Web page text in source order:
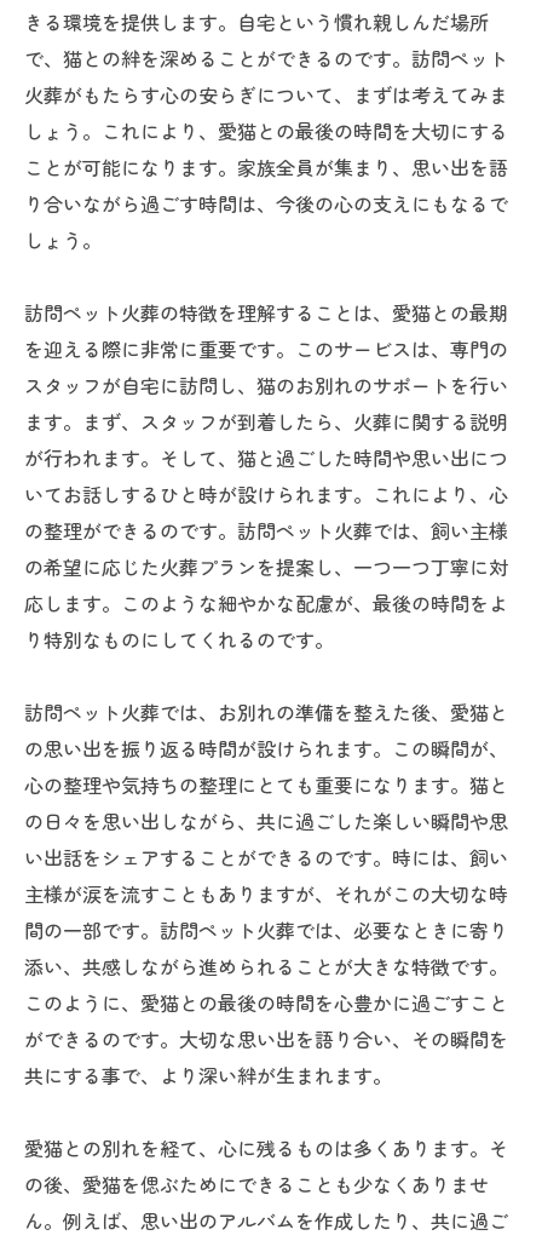
きる環境を提供します。自宅という慣れ親しんだ場所
で、猫との絆を深めることができるのです。訪問ペット
火葬がもたらす心の安らぎについて、まずは考えてみま
しょう。これにより、愛猫との最後の時間を大切にする
ことが可能になります。家族全員が集まり、思い出を語
り合いながら過ごす時間は、今後の心の支えにもなるで
しょう。
訪問ペット火葬の特徴を理解することは、愛猫との最期
を迎える際に非常に重要です。このサービスは、専門の
スタッフが自宅に訪問し、猫のお別れのサポートを行い
ます。まず、スタッフが到着したら、火葬に関する説明
が行われます。そして、猫と過ごした時間や思い出につ
いてお話しするひと時が設けられます。これにより、心
の整理ができるのです。訪問ペット火葬では、飼い主様
の希望に応じた火葬プランを提案し、一つ一つ丁寧に対
応します。このような細やかな配慮が、最後の時間をよ
り特別なものにしてくれるのです。
訪問ペット火葬では、お別れの準備を整えた後、愛猫と
の思い出を振り返る時間が設けられます。この瞬間が、
心の整理や気持ちの整理にとても重要になります。猫と
の日々を思い出しながら、共に過ごした楽しい瞬間や思
い出話をシェアすることができるのです。時には、飼い
主様が涙を流すこともありますが、それがこの大切な時
間の一部です。訪問ペット火葬では、必要なときに寄り
添い、共感しながら進められることが大きな特徴です。
このように、愛猫との最後の時間を心豊かに過ごすこと
ができるのです。大切な思い出を語り合い、その瞬間を
共にする事で、より深い絆が生まれます。
愛猫との別れを経て、心に残るものは多くあります。そ
の後、愛猫を偲ぶためにできることも少なくありませ
ん。例えば、思い出のアルバムを作成したり、共に過ご